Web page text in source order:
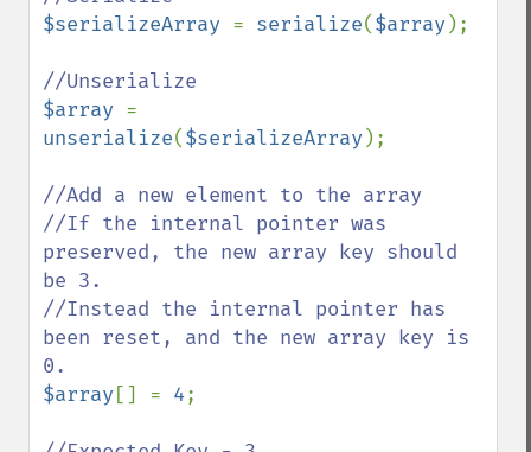
$serializeArray = serialize($array );
$array
unserialize($serializeArray );
//Add a new element to the array
//If the internal pointer was
preserved, the new array key should
be 3.
//Instead the internal pointer has
been reset, and the new array key is
$array [] = 4;